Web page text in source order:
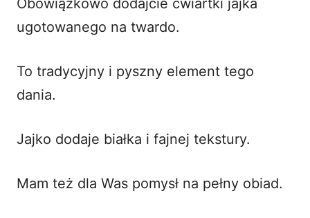
Obowiązkowo dodajcie ćwiartki jajka
ugotowanego na twardo.
To tradycyjny i pyszny element tego
dania.
Jajko dodaje białka i fajnej tekstury.
Mam też dla Was pomysł na pełny obiad.